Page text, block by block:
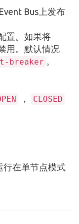
Bus上发布
置。如果将
用。默认情况
breaker 。
， CLOSED
行在单节点模式